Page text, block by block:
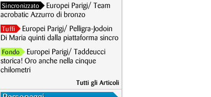
Sincronizzato
Europei Parigi/ Team
acrobatic Azzurro di bronzo
Tuffi
Europei Parigi/ Pelligra-Jodoin
Di Maria quinti dalla piattaforma sincro
Fondo
Europei Parigi/ Taddeucci
storica! Oro anche nella cinque
chilometri
Tutti gli Articoli